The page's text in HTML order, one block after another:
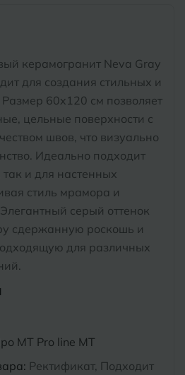
керамогранит Neva Gray
для создания стильных и
Размер 60x120 см позволяет
цельные поверхности с
швов, что визуально
Идеально подходит
и для настенных
стиль мрамора и
Элегантный серый оттенок
сдержанную роскошь и
для различных
MT Pro line MT
Ректификат, Подходит
Тольятти
Томск
Тюмень
Улан-Удэ
Ульяновск
Чебоксары